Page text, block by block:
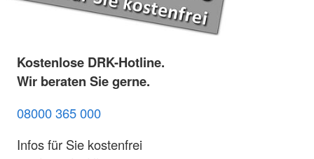
Kostenlose DRK-Hotline.
Wir beraten Sie gerne.
08000 365 000
Infos für Sie kostenfrei